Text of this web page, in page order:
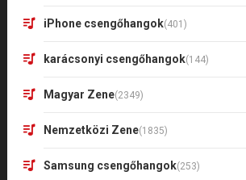
iPhone csengőhangok(401)
karácsonyi csengőhangok(144)
Magyar Zene(2349)
Nemzetközi Zene(1835)
Samsung csengőhangok(253)